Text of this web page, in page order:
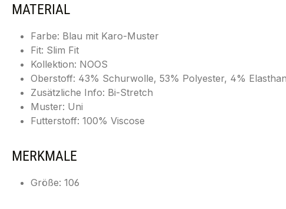
MATERIAL
Farbe: Blau mit Karo-Muster
Fit: Slim Fit
Kollektion: NOOS
Oberstoff: 43% Schurwolle, 53% Polyester, 4% Elasthan
Zusätzliche Info: Bi-Stretch
Muster: Uni
Futterstoff: 100% Viscose
MERKMALE
Größe: 106